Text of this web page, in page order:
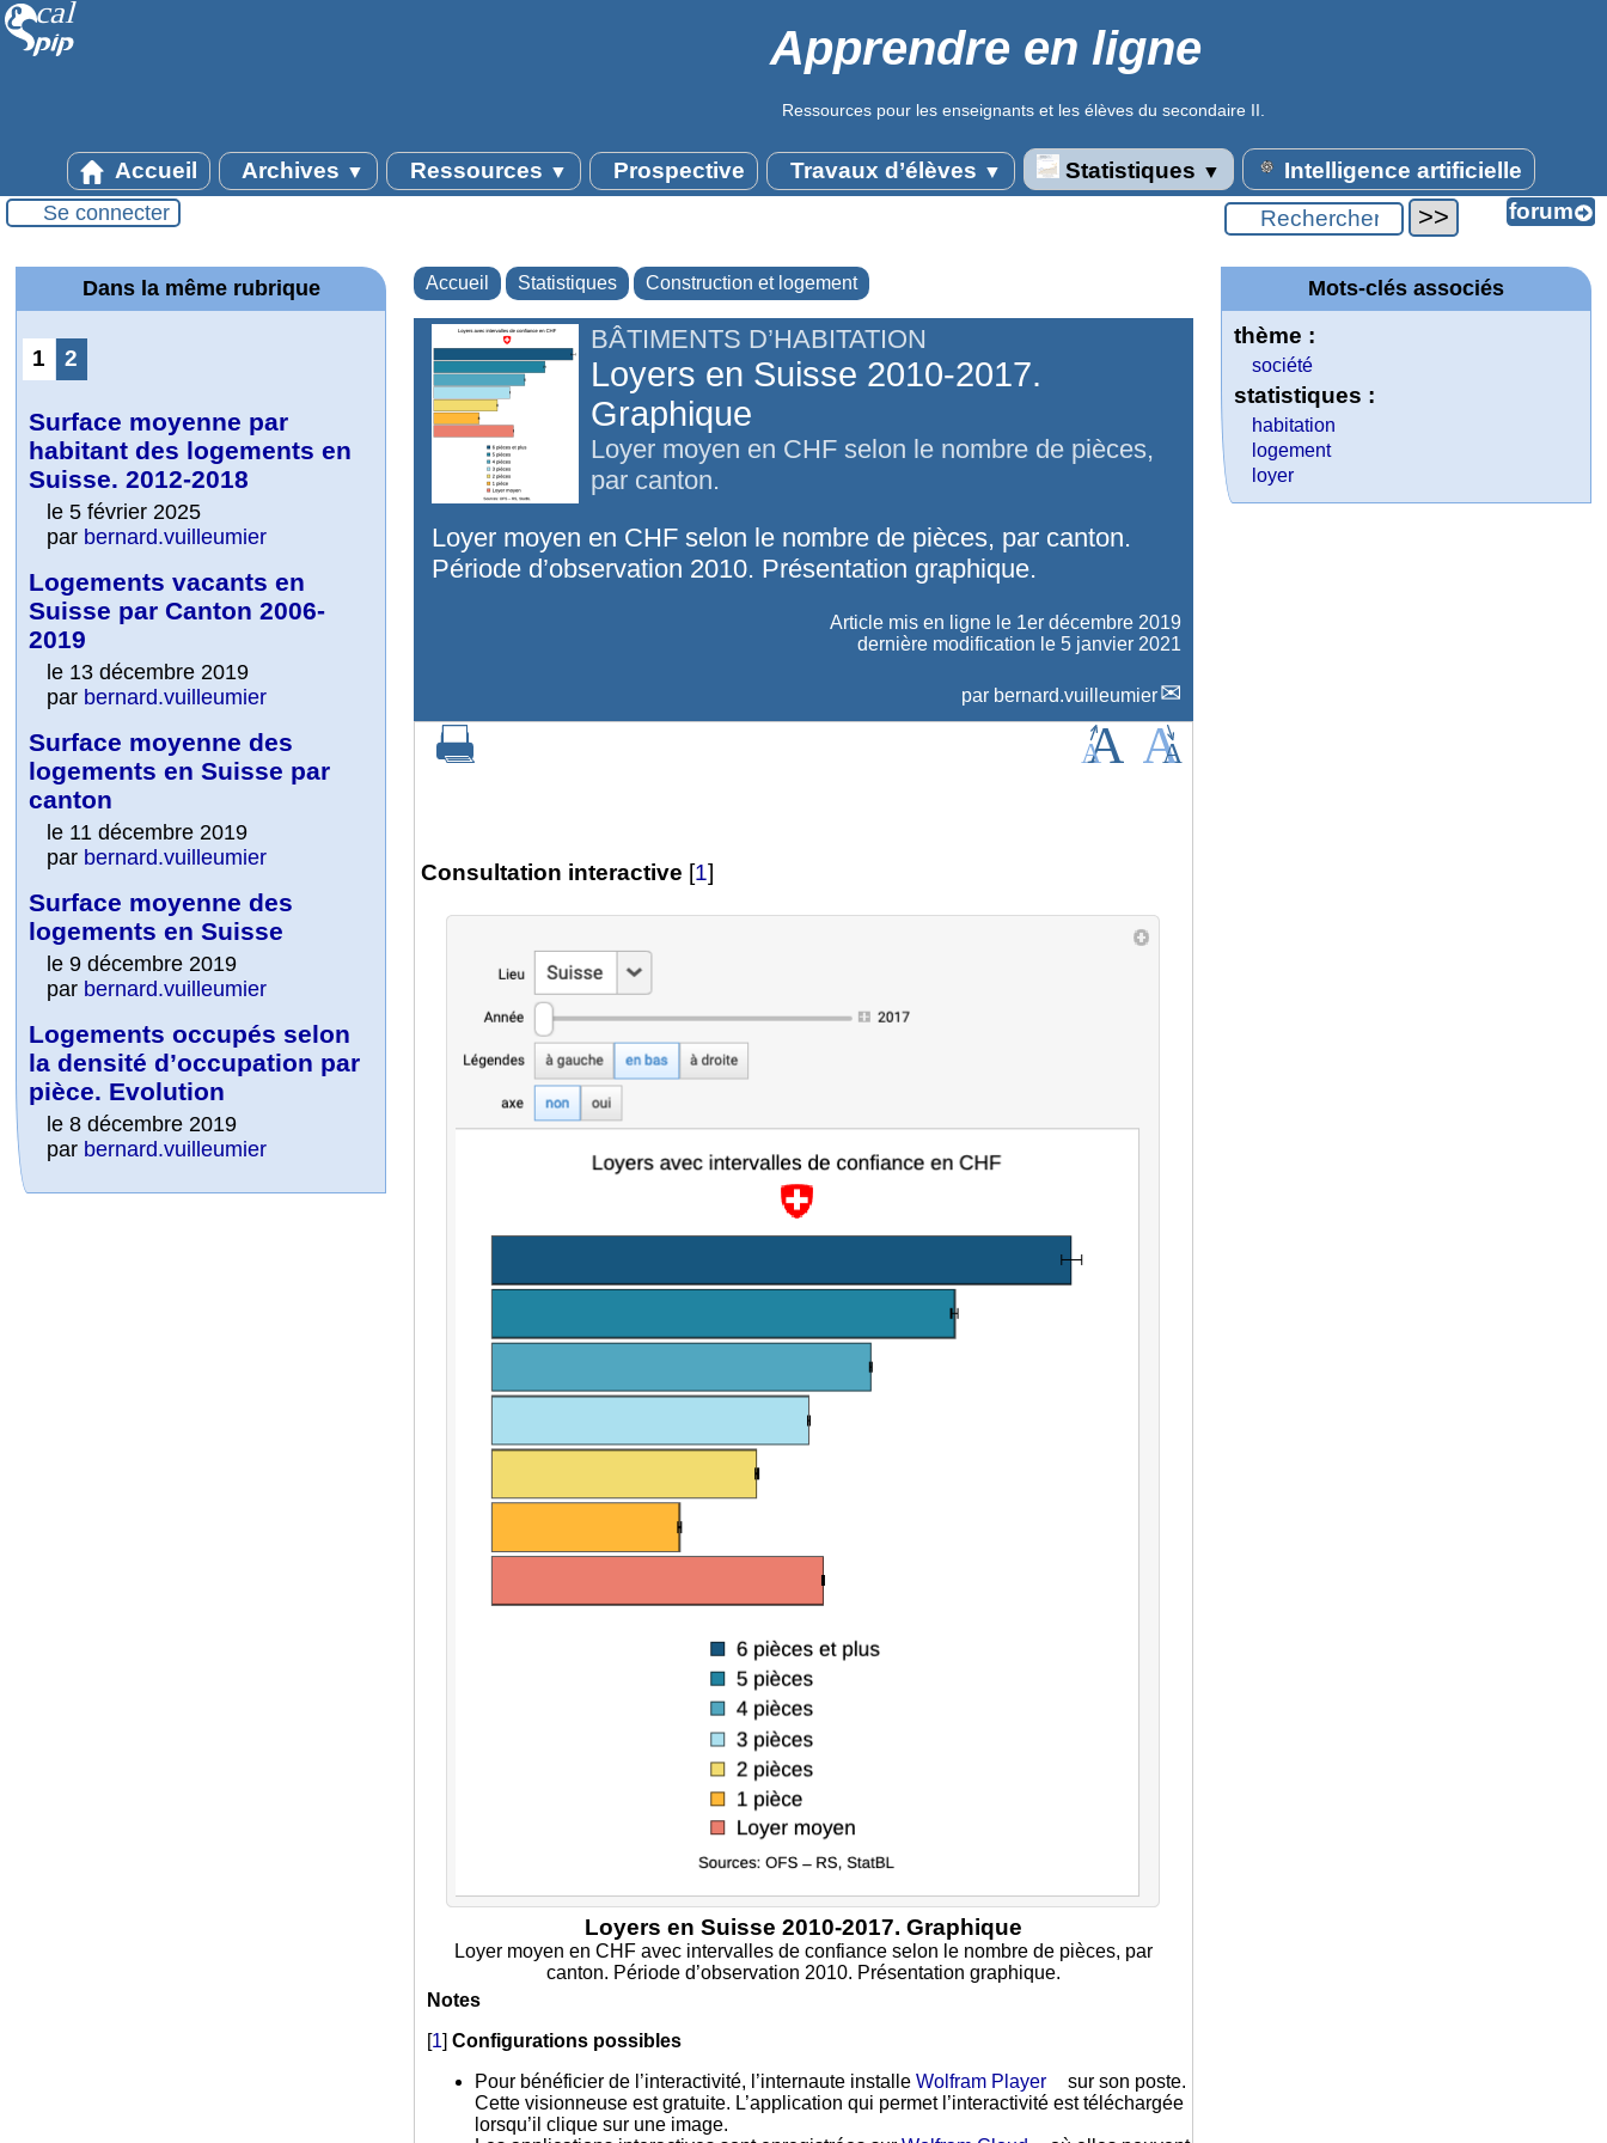
Apprendre en ligne
Ressources pour les enseignants et les élèves du secondaire II.
Accueil Archives ▼ Ressources ▼ Prospective Travaux d’élèves ▼ Statistiques ▼ Intelligence artificielle
Se connecter
Accueil Statistiques Construction et logement
BÂTIMENTS D’HABITATION
Loyers en Suisse 2010-2017.
Graphique
Loyer moyen en CHF selon le nombre de pièces,
par canton.
Loyer moyen en CHF selon le nombre de pièces, par canton.
Période d’observation 2010. Présentation graphique.
Article mis en ligne le 1er décembre 2019
dernière modification le 5 janvier 2021
par bernard.vuilleumier
Consultation interactive [1]
Loyers en Suisse 2010-2017. Graphique
Loyer moyen en CHF avec intervalles de confiance selon le nombre de pièces, par
canton. Période d’observation 2010. Présentation graphique.
Notes
[1] Configurations possibles
Pour bénéficier de l’interactivité, l’internaute installe Wolfram Player
sur son poste.
Cette visionneuse est gratuite. L’application qui permet l’interactivité est téléchargée
lorsqu’il clique sur une image.
Dans la même rubrique
1 2
Surface moyenne par
habitant des logements en
Suisse. 2012-2018
le 5 février 2025
par bernard.vuilleumier
Logements vacants en
Suisse par Canton 2006-
2019
le 13 décembre 2019
par bernard.vuilleumier
Surface moyenne des
logements en Suisse par
canton
le 11 décembre 2019
par bernard.vuilleumier
Surface moyenne des
logements en Suisse
le 9 décembre 2019
par bernard.vuilleumier
Logements occupés selon
la densité d’occupation par
pièce. Evolution
le 8 décembre 2019
par bernard.vuilleumier
Mots-clés associés
thème :
société
statistiques :
habitation
logement
loyer